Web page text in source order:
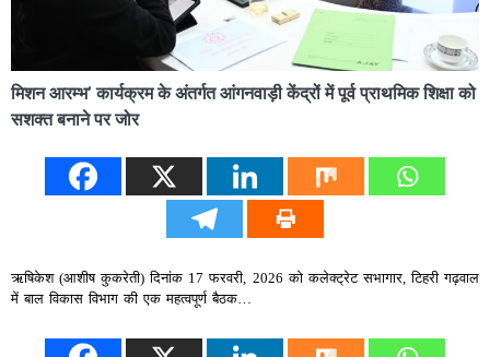
मिशन आरम्भ’ कार्यक्रम के अंतर्गत आंगनवाड़ी केंद्रों में पूर्व प्राथमिक शिक्षा को
सशक्त बनाने पर जोर
ऋषिकेश (आशीष कुकरेती) दिनांक 17 फरवरी, 2026 को कलेक्ट्रेट सभागार, टिहरी गढ़वाल
में बाल विकास विभाग की एक महत्वपूर्ण बैठक…